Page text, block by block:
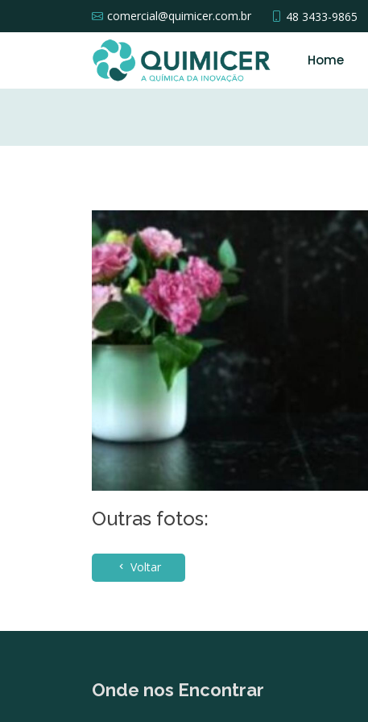
comercial@quimicer.com.br 48 3433-9865
Home
Outras fotos:
Voltar
Onde nos Encontrar